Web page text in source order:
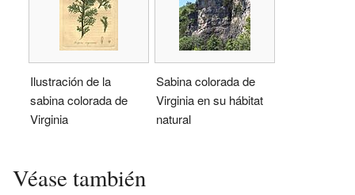
Ilustración de la
sabina colorada de
Virginia
Sabina colorada de
Virginia en su hábitat
natural
Véase también